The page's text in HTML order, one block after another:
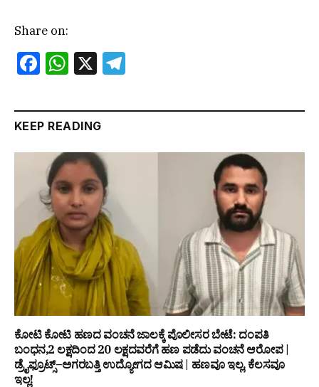
Share on:
Facebook
WhatsApp
X
KEEP READING
ಕೋಟಿ ಕೋಟಿ ಹಣದ ವಂಚನೆ ಜಾಲಕ್ಕೆ ಪೊಲೀಸರ ಬೇಟೆ: ದಂಪತಿ
ಬಂಧನ,₹2 ಲಕ್ಷದಿಂದ ₹20 ಲಕ್ಷದವರೆಗೆ ಹಣ ಪಡೆದು ವಂಚನೆ ಆರೋಪ |
ಡ್ರೈಫ್ರೂಟ್ಸ್–ಅಗರಬತ್ತಿ ಉದ್ಯೋಗದ ಆಮಿಷ | ಹಣವೂ ಇಲ್ಲ, ಕೆಲಸವೂ
ಇಲ್ಲ!